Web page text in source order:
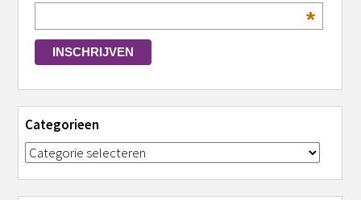
*
Categorieen